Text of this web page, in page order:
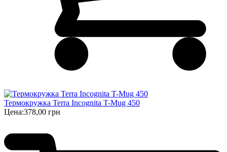
Термокружка Terra Incognita T-Mug 450
Цена:378,00 грн